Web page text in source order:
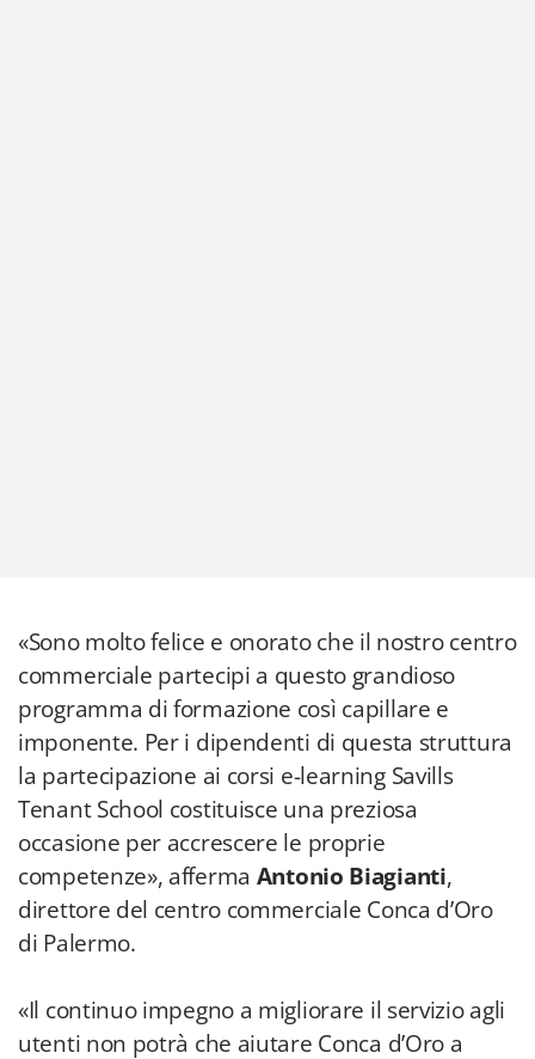
«Sono molto felice e onorato che il nostro centro
commerciale partecipi a questo grandioso
programma di formazione così capillare e
imponente. Per i dipendenti di questa struttura
la partecipazione ai corsi e-learning Savills
Tenant School costituisce una preziosa
occasione per accrescere le proprie
competenze», afferma Antonio Biagianti,
direttore del centro commerciale Conca d’Oro
di Palermo.
«Il continuo impegno a migliorare il servizio agli
utenti non potrà che aiutare Conca d’Oro a